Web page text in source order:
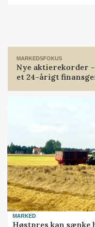
MARKEDSFOKUS
Nye aktierekorder
et 24-årigt
MARKED
Høstpres kan